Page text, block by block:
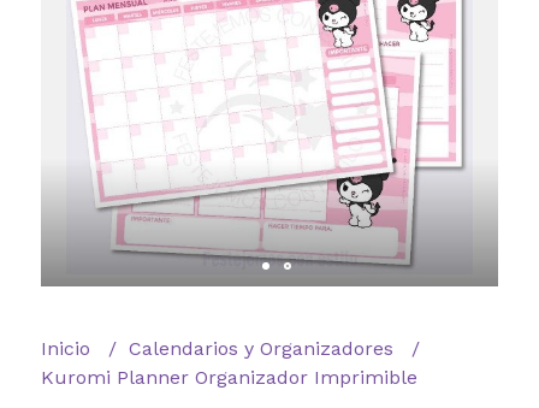
Inicio
Calendarios y Organizadores
Kuromi Planner Organizador Imprimible